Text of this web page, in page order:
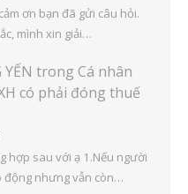
ơn bạn đã gửi câu hỏi.
mình xin giải…
trong Cá nhân
có phải đóng thuế
hợp sau với ạ 1.Nếu người
động nhưng vẫn còn…